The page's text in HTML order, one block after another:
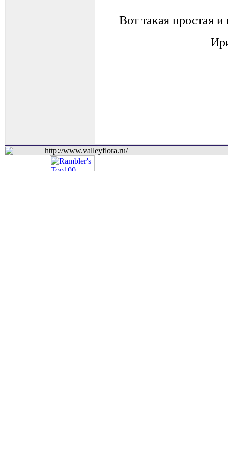
Вот такая простая
http://www.valleyflora.ru/